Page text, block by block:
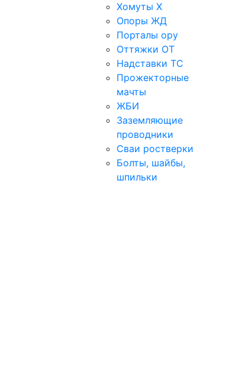
Хомуты Х
Опоры ЖД
Порталы ору
Оттяжки ОТ
Надставки ТС
Прожекторные
мачты
ЖБИ
Заземляющие
проводники
Сваи ростверки
Болты, шайбы,
шпильки